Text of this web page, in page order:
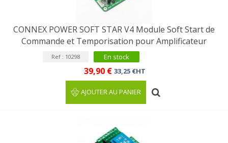
CONNEX POWER SOFT STAR V4 Module Soft Start de
Commande et Temporisation pour Amplificateur
Ref : 10298 En stock
39,90 € 33,25 €HT
AJOUTER AU PANIER